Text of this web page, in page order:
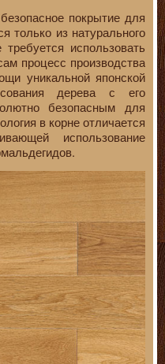
покрытие для
только из натурального
использовать
процесс производства
уникальной японской
дерева с его
безопасным для
в корне отличается
использование